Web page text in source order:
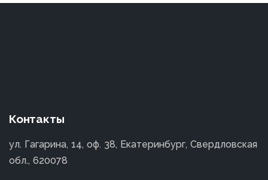
Контакты
ул. Гагарина, 14, оф. 38, Екатеринбург, Свердловская
обл., 620078